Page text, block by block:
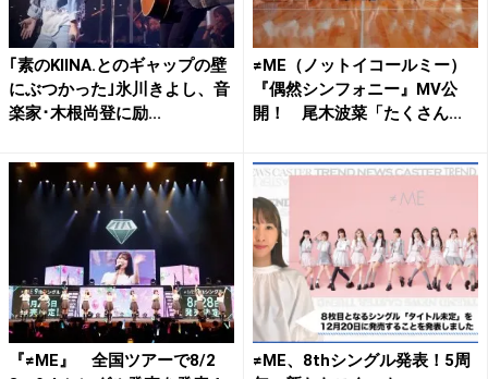
｢素のKIINA.とのギャップの壁
にぶつかった｣氷川きよし、音
楽家･木根尚登に励...
≠ME（ノットイコールミー）
『偶然シンフォニー』MV公
開！ 尾木波菜「たくさん...
『≠ME』 全国ツアーで8/2
≠ME、8thシングル発表！5周